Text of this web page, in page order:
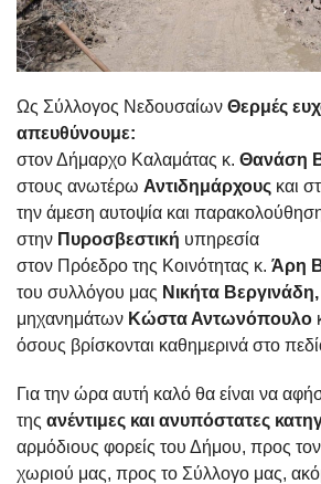
Ως Σύλλογος Νεδουσαίων Θερμές
απευθύνουμε:
στον Δήμαρχο Καλαμάτας κ. Θανάση
στους ανωτέρω Αντιδημάρχους και
την άμεση αυτοψία και
στην Πυροσβεστική υπηρεσία
στον Πρόεδρο της Κοινότητας κ. Άρη
του συλλόγου μας Νικήτα Βεργινάδη,
μηχανημάτων Κώστα Αντωνόπουλο
όσους βρίσκονται καθημερινά στο
Για την ώρα αυτή καλό θα είναι να
της ανέντιμες και ανυπόστατες
αρμόδιους φορείς του Δήμου, προς
χωριού μας, προς το Σύλλογο μας,